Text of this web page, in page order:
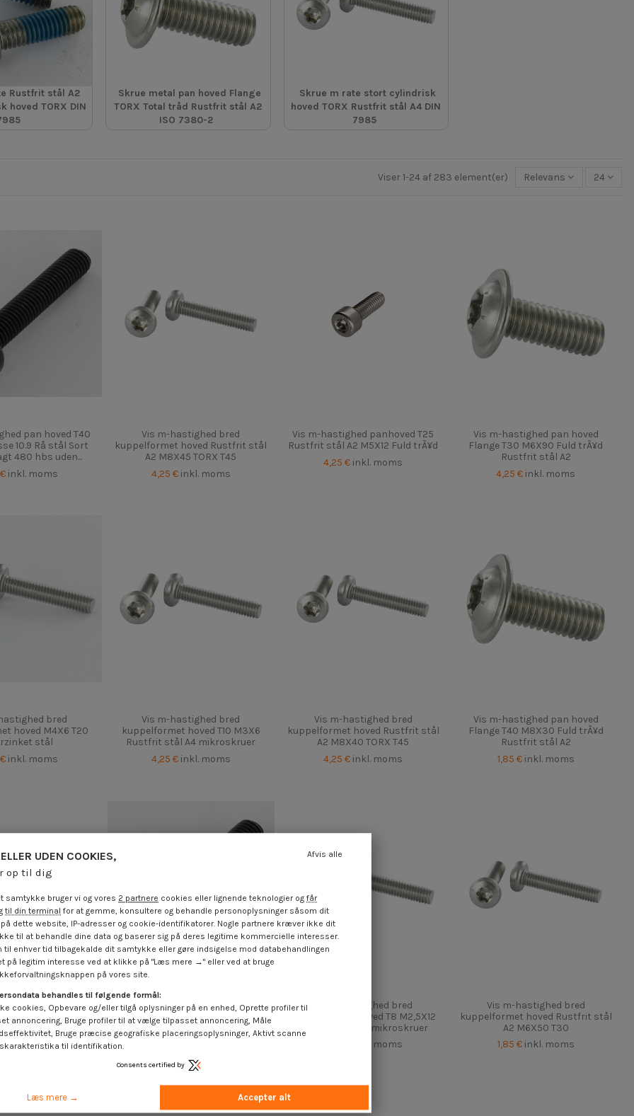
Rustfrit stål A2
hoved TORX DIN
Skrue metal pan hoved Flange
TORX Total tråd Rustfrit stål A2
ISO 7380-2
Skrue m rate stort cylindrisk
hoved TORX Rustfrit stål A4 DIN
7985
Viser 1-24 af 283 element(er) Relevans 24
pan hoved T40
10.9 Rå stål Sort
480 hbs uden...
inkl. moms
Vis m-hastighed bred
kuppelformet hoved Rustfrit stål
A2 M8X45 TORX T45
4,25 € inkl. moms
Vis m-hastighed panhoved T25
Rustfrit stål A2 M5X12 Fuld trÃ¥d
4,25 € inkl. moms
Vis m-hastighed pan hoved
Flange T30 M6X90 Fuld trÃ¥d
Rustfrit stål A2
4,25 € inkl. moms
bred
hoved M4X6 T20
stål
inkl. moms
Vis m-hastighed bred
kuppelformet hoved T10 M3X6
Rustfrit stål A4 mikroskruer
4,25 € inkl. moms
Vis m-hastighed bred
kuppelformet hoved Rustfrit stål
A2 M8X40 TORX T45
4,25 € inkl. moms
Vis m-hastighed pan hoved
Flange T40 M8X30 Fuld trÃ¥d
Rustfrit stål A2
1,85 € inkl. moms
panhoved T20
M4X22 Fuld trÃ¥d
€inkl. moms
Vis m-hastighed pan hoved T40
M8X35 klasse 10.9 Sort
nikkelbelagt 480 hbs uden
rødrust...
Vis m-hastighed bred
kuppelformet hoved T8 M2,5X12
Rustfrit stål A4 mikroskruer
inkl. moms
Vis m-hastighed bred
kuppelformet hoved Rustfrit stål
A2 M6X50 T30
1,85 € inkl. moms
UDEN COOKIES,
op til dig
Afvis alle
samtykke bruger vi og vores 2 partnere cookies eller lignende teknologier og får
til din terminal for at gemme, konsultere og behandle personoplysninger såsom dit
dette website, IP-adresser og cookie-identifikatorer. Nogle partnere kræver ikke dit
til at behandle dine data og baserer sig på deres legitime kommercielle interesser.
til enhver tid tilbagekalde dit samtykke eller gøre indsigelse mod databehandlingen
på legitim interesse ved at klikke på "Læs mere →" eller ved at bruge
på vores site.
behandles til følgende formål:
cookies, Opbevare og/eller tilgå oplysninger på en enhed, Oprette profiler til
annoncering, Bruge profiler til at vælge tilpasset annoncering, Måle
Bruge præcise geografiske placeringsoplysninger, Aktivt scanne
til identifikation.
Consents certified by
Læs mere → Accepter alt